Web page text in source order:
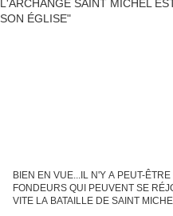
BIEN EN VUE...IL N'Y A PEUT-
FONDEURS QUI PEUVENT SE
VITE LA BATAILLE DE SAINT